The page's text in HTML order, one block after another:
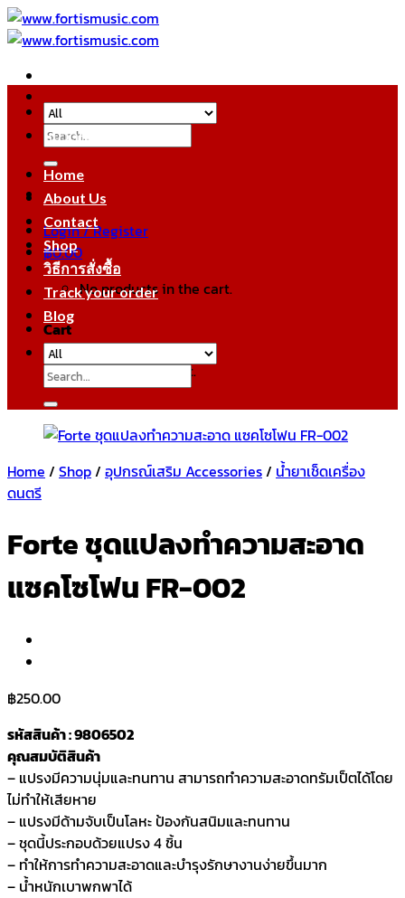
Skip
to
Search
for:
Login / Register
฿0.00
No products in the cart.
Cart
No products in the cart.
หมวดหมู่สินค้า
Home
About Us
Contact
Shop
วิธีการสั่งซื้อ
Track your order
Blog
Search
for:
Home / Shop/ อุปกรณ์เสริม Accessories/ น้ำยาเช็ดเครื่อง
ดนตรี
Forte ชุดแปลงทำความสะอาด
แซคโซโฟน FR-002
฿250.00
รหัสสินค้า : 9806502
คุณสมบัติสินค้า
– แปรงมีความนุ่มและทนทาน สามารถทำความสะอาดทรัมเป็ตได้โดย
ไม่ทำให้เสียหาย
– แปรงมีด้ามจับเป็นโลหะ ป้องกันสนิมและทนทาน
– ชุดนี้ประกอบด้วยแปรง 4 ชิ้น
– ทำให้การทำความสะอาดและบำรุงรักษางานง่ายขึ้นมาก
– น้ำหนักเบาพกพาได้